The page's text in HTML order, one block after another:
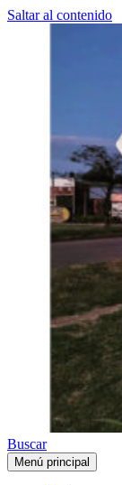
Saltar al contenido
Buscar
Menú principal